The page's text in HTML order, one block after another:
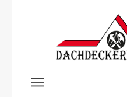
Zum Hauptinhalt springen